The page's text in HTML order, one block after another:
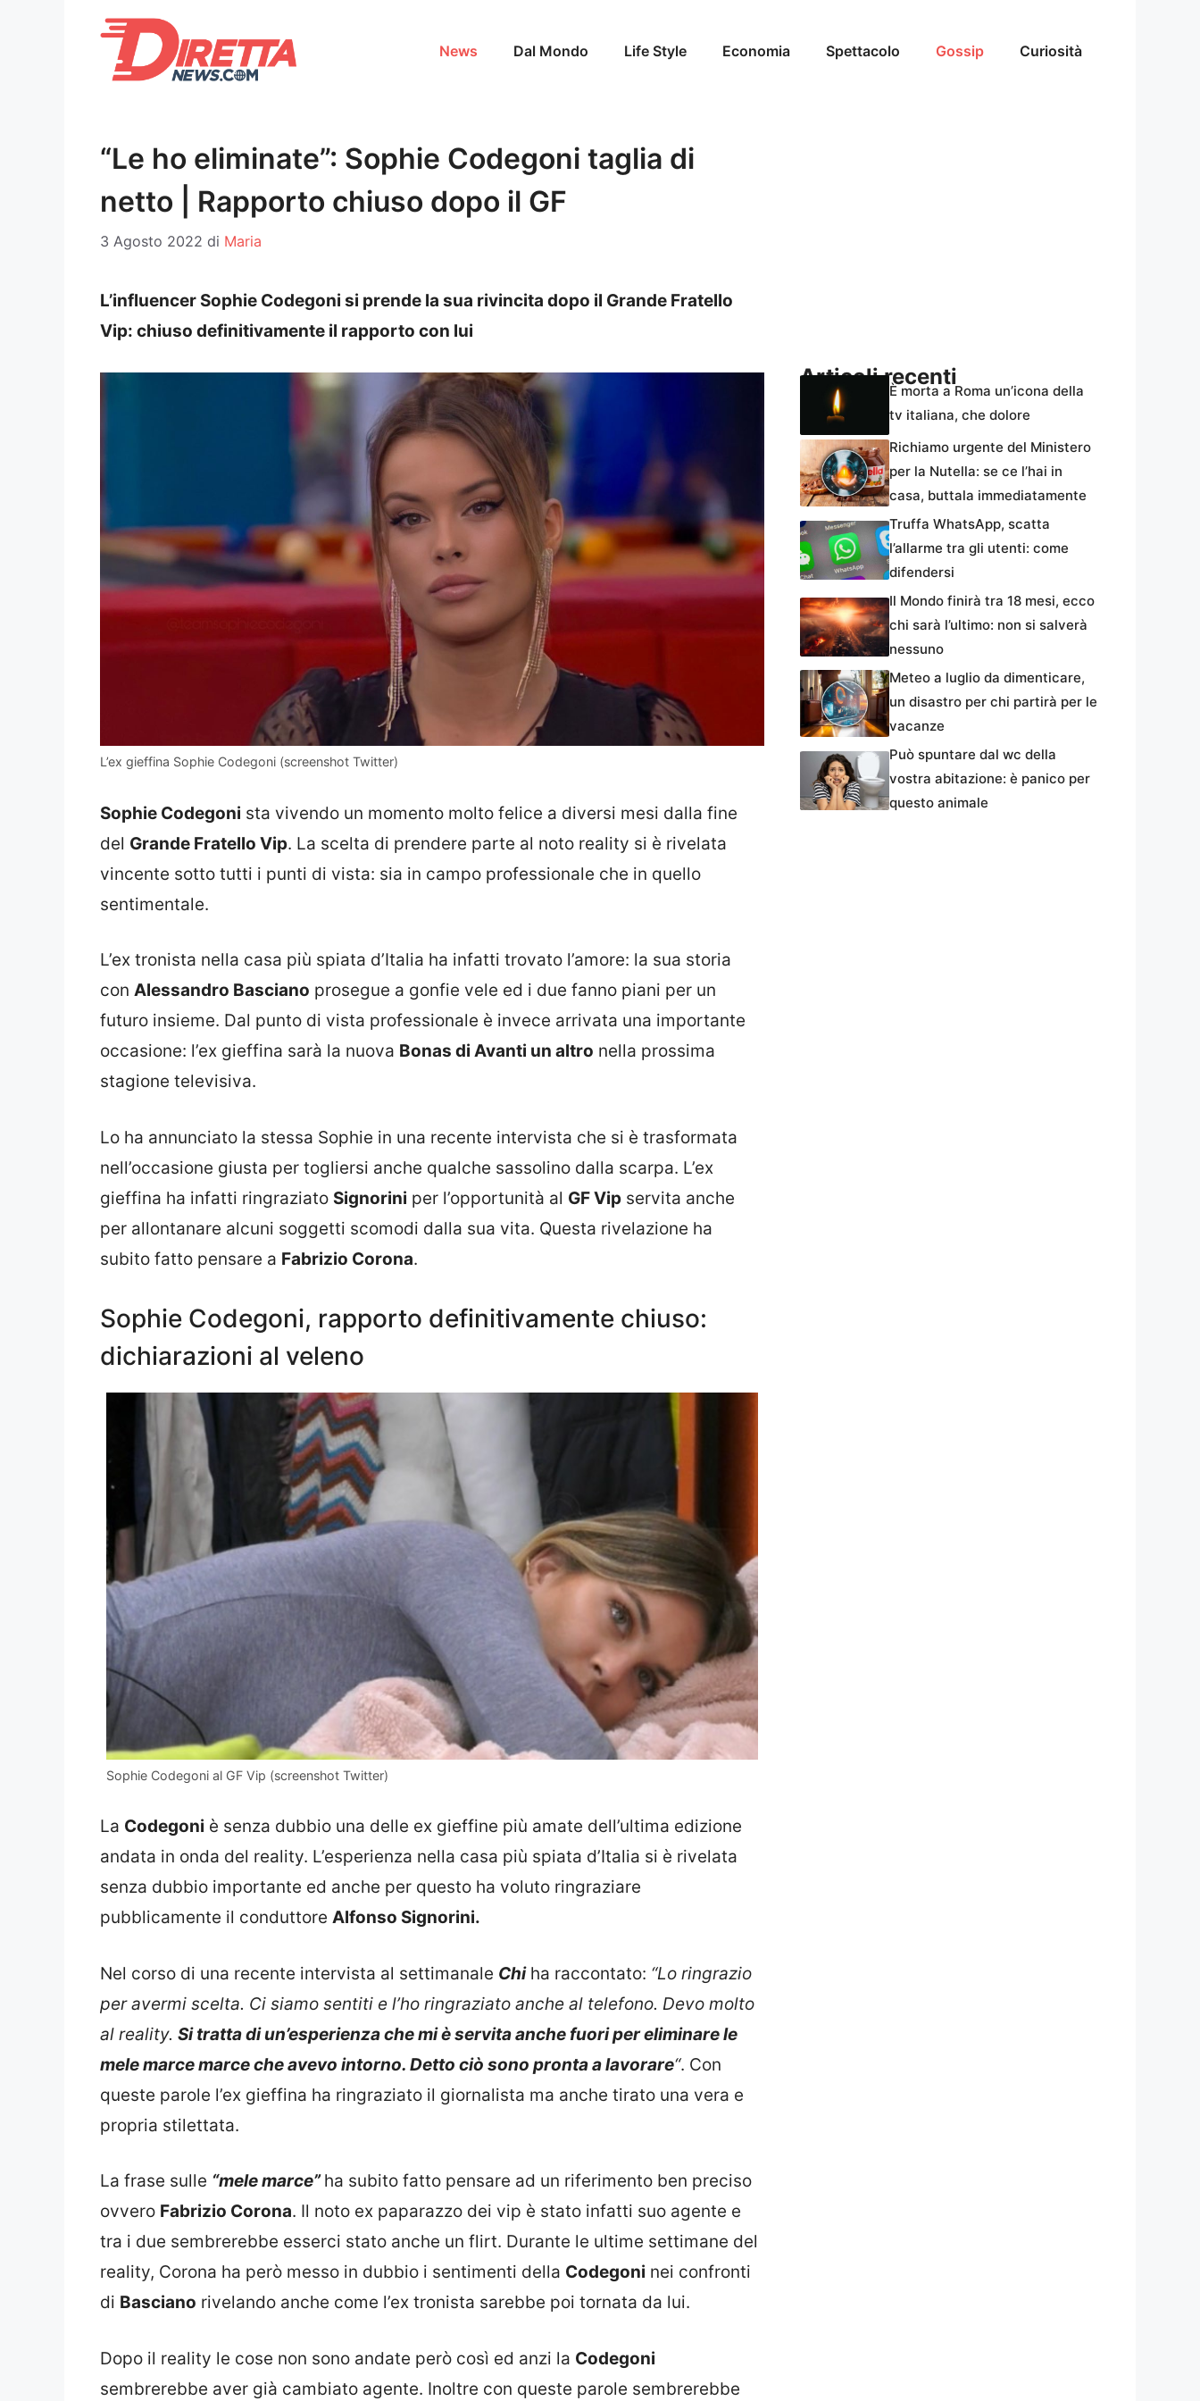
News Dal Mondo Life Style Economia Spettacolo Gossip Curiosità
“Le ho eliminate”: Sophie Codegoni taglia di
netto | Rapporto chiuso dopo il GF
3 Agosto 2022 di Maria
L’influencer Sophie Codegoni si prende la sua rivincita dopo il Grande Fratello
Vip: chiuso definitivamente il rapporto con lui
L’ex gieffina Sophie Codegoni (screenshot Twitter)
Sophie Codegoni sta vivendo un momento molto felice a diversi mesi dalla fine
del Grande Fratello Vip. La scelta di prendere parte al noto reality si è rivelata
vincente sotto tutti i punti di vista: sia in campo professionale che in quello
sentimentale.
L’ex tronista nella casa più spiata d’Italia ha infatti trovato l’amore: la sua storia
con Alessandro Basciano prosegue a gonfie vele ed i due fanno piani per un
futuro insieme. Dal punto di vista professionale è invece arrivata una importante
occasione: l’ex gieffina sarà la nuova Bonas di Avanti un altro nella prossima
stagione televisiva.
Lo ha annunciato la stessa Sophie in una recente intervista che si è trasformata
nell’occasione giusta per togliersi anche qualche sassolino dalla scarpa. L’ex
gieffina ha infatti ringraziato Signorini per l’opportunità al GF Vip servita anche
per allontanare alcuni soggetti scomodi dalla sua vita. Questa rivelazione ha
subito fatto pensare a Fabrizio Corona.
Sophie Codegoni, rapporto definitivamente chiuso:
dichiarazioni al veleno
Sophie Codegoni al GF Vip (screenshot Twitter)
La Codegoni è senza dubbio una delle ex gieffine più amate dell’ultima edizione
andata in onda del reality. L’esperienza nella casa più spiata d’Italia si è rivelata
senza dubbio importante ed anche per questo ha voluto ringraziare
pubblicamente il conduttore Alfonso Signorini.
Nel corso di una recente intervista al settimanale Chiha raccontato: “Lo ringrazio
per avermi scelta. Ci siamo sentiti e l’ho ringraziato anche al telefono. Devo molto
al reality. Si tratta di un’esperienza che mi è servita anche fuori per eliminare le
mele marce marce che avevo intorno. Detto ciò sono pronta a lavorare“. Con
queste parole l’ex gieffina ha ringraziato il giornalista ma anche tirato una vera e
propria stilettata.
La frase sulle “mele marce” ha subito fatto pensare ad un riferimento ben preciso
ovvero Fabrizio Corona. Il noto ex paparazzo dei vip è stato infatti suo agente e
tra i due sembrerebbe esserci stato anche un flirt. Durante le ultime settimane del
reality, Corona ha però messo in dubbio i sentimenti della Codegoni nei confronti
di Basciano rivelando anche come l’ex tronista sarebbe poi tornata da lui.
Dopo il reality le cose non sono andate però così ed anzi la Codegoni
sembrerebbe aver già cambiato agente. Inoltre con queste parole sembrerebbe
Articoli recenti
È morta a Roma un’icona della
tv italiana, che dolore
Richiamo urgente del Ministero
per la Nutella: se ce l’hai in
casa, buttala immediatamente
Truffa WhatsApp, scatta
l’allarme tra gli utenti: come
difendersi
Il Mondo finirà tra 18 mesi, ecco
chi sarà l’ultimo: non si salverà
nessuno
Meteo a luglio da dimenticare,
un disastro per chi partirà per le
vacanze
Può spuntare dal wc della
vostra abitazione: è panico per
questo animale